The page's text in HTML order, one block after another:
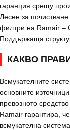
гаранция срещу
Лесен за
филтри на Ramair –
Поддържаща
КАКВО
Всмукателните
основните
превозното
Ramair гарантира,
всмукателна